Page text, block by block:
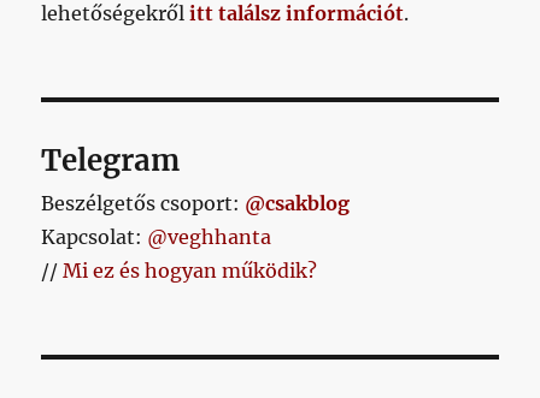
lehetőségekrőlitt találsz információt.
Telegram
Beszélgetős csoport: @csakblog
Kapcsolat: @veghhanta
//Mi ez és hogyan működik?